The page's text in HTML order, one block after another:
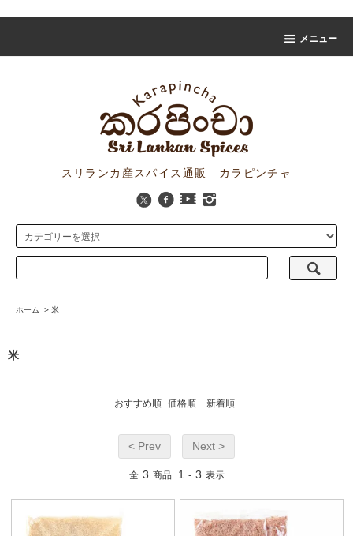
メニュー
スリランカ産スパイス通販 カラピンチャ
ホーム > 米
米
おすすめ順 価格順 新着順
< Prev Next >
全 3 商品 1 - 3 表示